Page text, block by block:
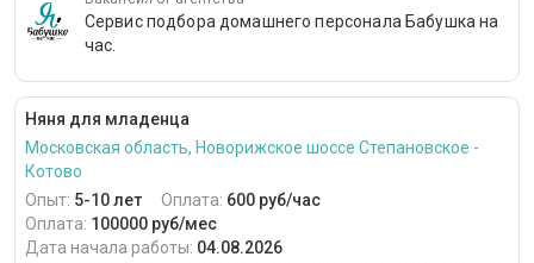
Сервис подбора домашнего персонала Бабушка на
час.
Няня для младенца
Московская область, Новорижское шоссе Степановское -
Котово
Опыт: 5-10 лет Оплата: 600 руб/час
Оплата: 100000 руб/мес
Дата начала работы: 04.08.2026